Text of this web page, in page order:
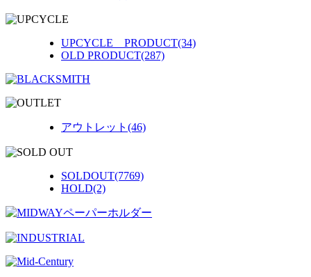
UPCYCLE PRODUCT(34)
OLD PRODUCT(287)
アウトレット(46)
SOLDOUT(7769)
HOLD(2)